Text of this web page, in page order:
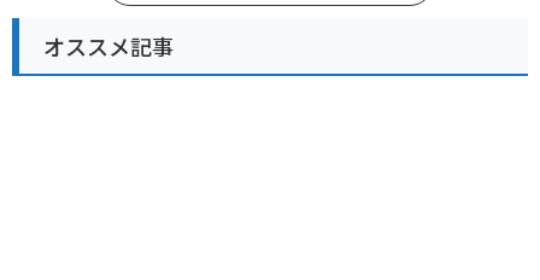
オススメ記事